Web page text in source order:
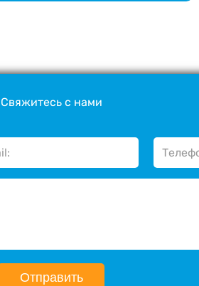
Свяжитесь с нами
Отправить